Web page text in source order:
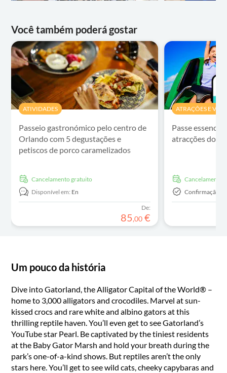
Você também poderá gostar
ATIVIDADES
Passeio gastronómico pelo centro de
Orlando com 5 degustações e
petiscos de porco caramelizados
Cancelamento gratuito
Disponível em: En
De:
85,00 €
ATRAÇÕES E
Passe
atracções do
Cancelamento
Confirmação
Um pouco da história
Dive into Gatorland, the Alligator Capital of the World® –
home to 3,000 alligators and crocodiles. Marvel at sun-
kissed crocs and rare white and albino gators at this
thrilling reptile haven. You’ll even get to see Gatorland’s
YouTube star Pearl. Be captivated by the tiniest residents
at the Baby Gator Marsh and hold your breath during the
park’s one-of-a-kind shows. But reptiles aren’t the only
stars here. You’ll get to see wild cats, cheeky capybaras and